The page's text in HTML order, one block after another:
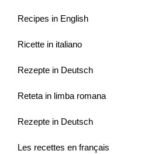
Recipes in English
Ricette in italiano
Rezepte in Deutsch
Reteta in limba romana
Rezepte in Deutsch
Les recettes en français